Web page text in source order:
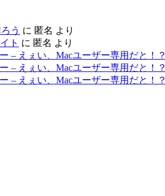
う に 匿名 より
ト に 匿名 より
– えぇい、Macユーザー専用だと！？
– えぇい、Macユーザー専用だと！？
– えぇい、Macユーザー専用だと！？